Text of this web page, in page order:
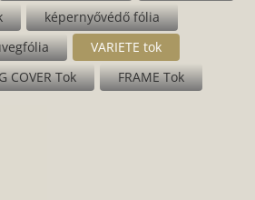
képernyővédő fólia
VARIETE tok
COVER Tok
FRAME Tok